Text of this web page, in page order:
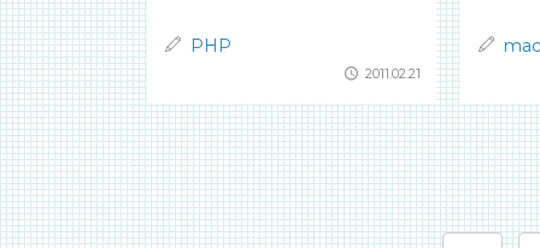
PHP
2011.02.21
mac